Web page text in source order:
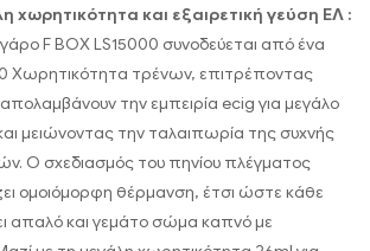
χωρητικότητα και εξαιρετική γεύση ΕΛ :
F BOX LS15000 συνοδεύεται από ένα
Χωρητικότητα τρένων, επιτρέποντας
την εμπειρία ecig για μεγάλο
μειώνοντας την ταλαιπωρία της συχνής
Ο σχεδιασμός του πηνίου πλέγματος
ομοιόμορφη θέρμανση, έτσι ώστε κάθε
απαλό και γεμάτο σώμα καπνό με